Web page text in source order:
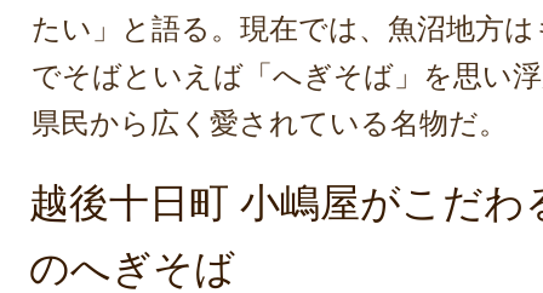
たい」と語る。現在では、魚沼地方
でそばといえば「へぎそば」を思い
県民から広く愛されている名物だ。
越後十日町 小嶋屋がこだわ
のへぎそば